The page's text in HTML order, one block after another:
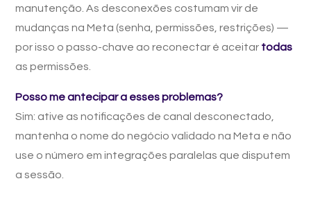
manutenção. As desconexões costumam vir de
mudanças na Meta (senha, permissões, restrições) —
por isso o passo-chave ao reconectar é aceitar todas
as permissões.
Posso me antecipar a esses problemas?
Sim: ative as notificações de canal desconectado,
mantenha o nome do negócio validado na Meta e não
use o número em integrações paralelas que disputem
a sessão.